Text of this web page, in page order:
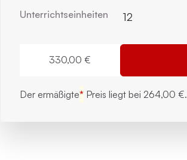
Unterrichts­einheiten 12
330,00 €
Der ermäßigte* Preis liegt bei 264,00 €.